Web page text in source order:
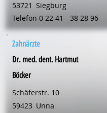
53721 Siegburg
Telefon 0 22 41 - 38 28 96
Zahnärzte
Dr. med. dent. Hartmut
Böcker
Schäferstr. 10
59423 Unna